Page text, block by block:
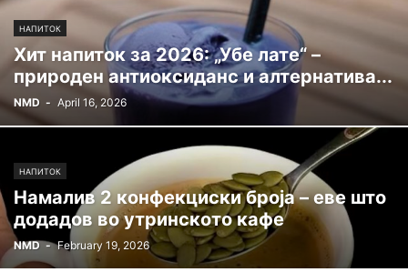
НАПИТОК
Хит напиток за 2026: „Убе лате“ –
природен антиоксиданс и алтернатива...
NMD - April 16, 2026
НАПИТОК
Намалив 2 конфекциски броја – еве што
додадов во утринското кафе
NMD - February 19, 2026